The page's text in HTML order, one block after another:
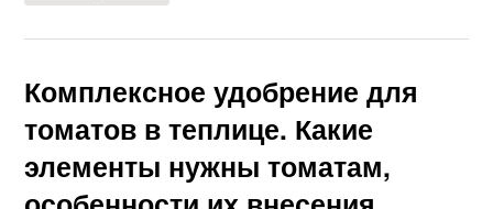
Комплексное удобрение для
томатов в теплице. Какие
элементы нужны томатам,